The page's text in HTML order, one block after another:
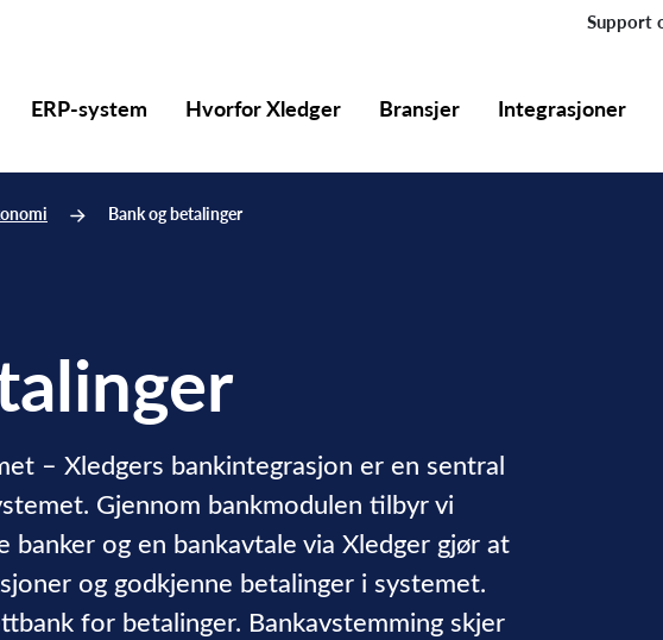
Support
ERP-system Hvorfor Xledger Bransjer Integrasjoner
Bank og betalinger
– Xledgers bankintegrasjon er en sentral
Gjennom bankmodulen tilbyr vi
og en bankavtale via Xledger gjør at
og godkjenne betalinger i systemet.
for betalinger. Bankavstemming skjer